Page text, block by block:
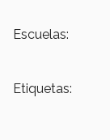
Escuelas:
Etiquetas: